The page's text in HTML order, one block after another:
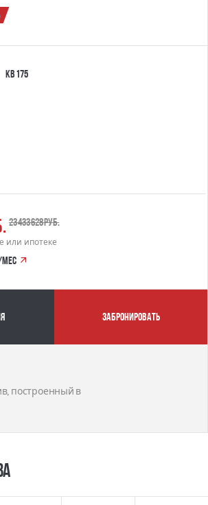
Кв 175
23 433 628 руб.
или ипотеке
мес
забронировать
построенный в